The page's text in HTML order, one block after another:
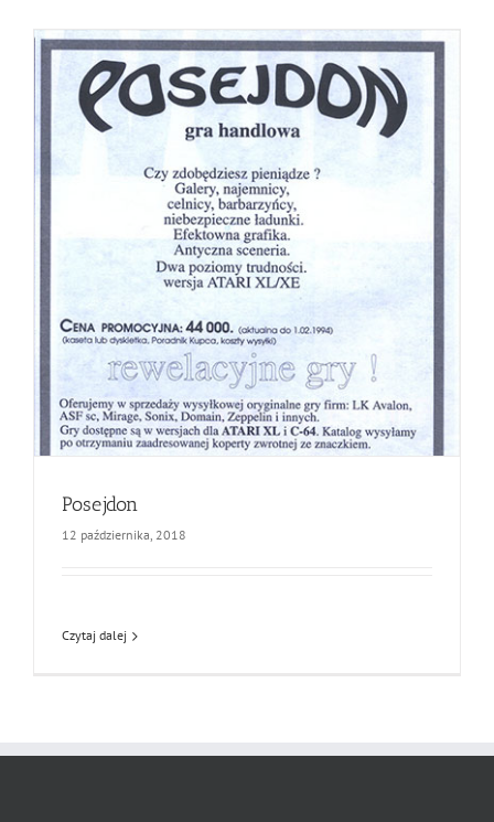
Posejdon
12 października, 2018
Czytaj dalej